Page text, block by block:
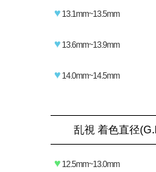
♥ 13.1mm~13.5mm
♥ 13.6mm~13.9mm
♥ 14.0mm~14.5mm
乱視 着色直径
♥ 12.5mm~13.0mm